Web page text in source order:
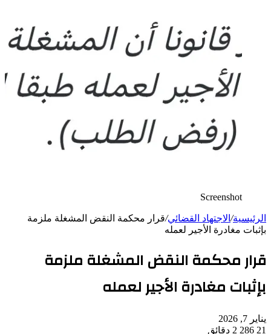
Screenshot
الرئيسية/ الاجتهاد القضائي/قرار محكمة النقض المشغلة ملزمة
بإثبات مغادرة الأجير لعمله
قرار محكمة النقض المشغلة ملزمة
بإثبات مغادرة الأجير لعمله
يناير 7, 2026
21
2 دقائق